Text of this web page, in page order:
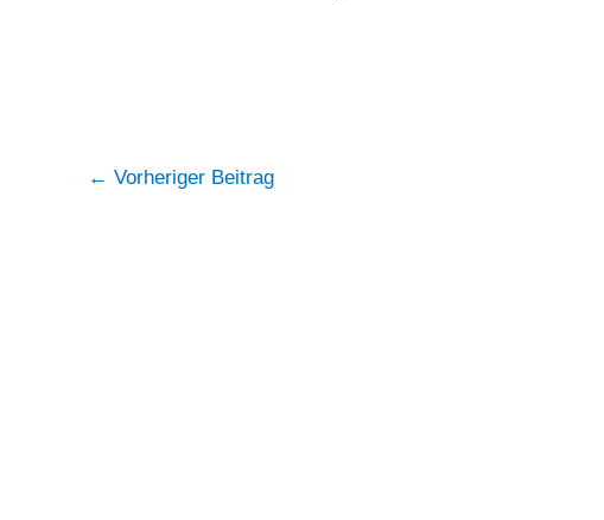
Post
← Vorheriger Beitrag